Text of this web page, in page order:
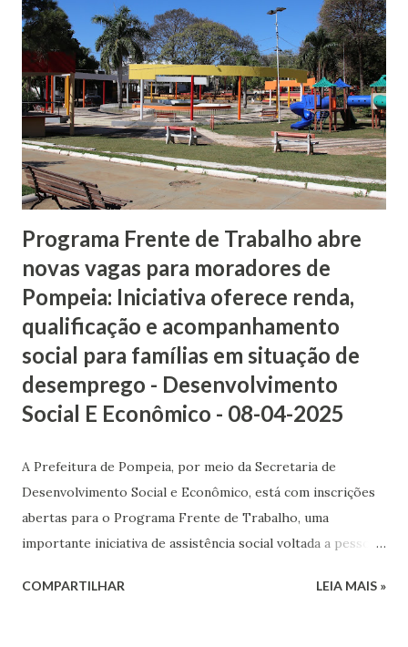
promovendo o fortalecimento de vínculos afetivos por
meio da escuta, amizade, troca de experiências e apoio
emocional. Trata-se de um serviço complementar às ações
já desenvolvidas pelas políticas públicas nas áreas de
assistência social, saúde e educação. A iniciativa visa ampliar
a rede de cuidado e proteção, contribuindo para a
prevenção de situações de vulnerabilidade social e para o
fortalecimento da convivência familiar e comunitária.
“Família...
Programa Frente de Trabalho abre
novas vagas para moradores de
Pompeia: Iniciativa oferece renda,
qualificação e acompanhamento
social para famílias em situação de
desemprego - Desenvolvimento
Social E Econômico - 08-04-2025
A Prefeitura de Pompeia, por meio da Secretaria de
Desenvolvimento Social e Econômico, está com inscrições
abertas para o Programa Frente de Trabalho, uma
importante iniciativa de assistência social voltada a pessoas
objetivo proporcionar oportunidades de trabalho e
COMPARTILHAR LEIA MAIS »